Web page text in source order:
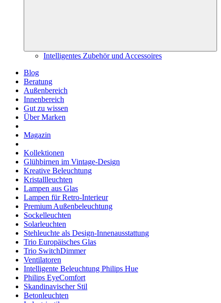
Intelligentes Zubehör und Accessoires
Blog
Beratung
Außenbereich
Innenbereich
Gut zu wissen
Über Marken
Magazin
Kollektionen
Glühbirnen im Vintage-Design
Kreative Beleuchtung
Kristallleuchten
Lampen aus Glas
Lampen für Retro-Interieur
Premium Außenbeleuchtung
Sockelleuchten
Solarleuchten
Stehleuchte als Design-Innenausstattung
Trio Europäisches Glas
Trio SwitchDimmer
Ventilatoren
Intelligente Beleuchtung Philips Hue
Philips EyeComfort
Skandinavischer Stil
Betonleuchten